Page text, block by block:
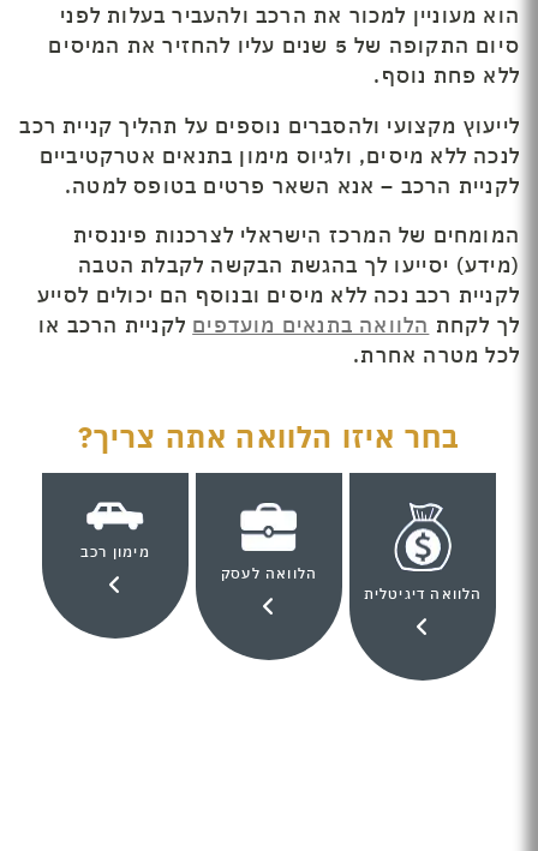
הוא מעוניין למכור את הרכב ולהעביר בעלות לפני
סיום התקופה של 5 שנים עליו להחזיר את המיסים
ללא פחת נוסף.
לייעוץ מקצועי ולהסברים נוספים על תהליך קניית רכב
לנכה ללא מיסים, ולגיוס מימון בתנאים אטרקטיביים
לקניית הרכב – אנא השאר פרטים בטופס למטה.
המומחים של המרכז הישראלי לצרכנות פיננסית
(מידע) יסייעו לך בהגשת הבקשה לקבלת הטבה
לקניית רכב נכה ללא מיסים ובנוסף הם יכולים לסייע
לך לקחת הלוואה בתנאים מועדפים לקניית הרכב או
לכל מטרה אחרת.
בחר איזו הלוואה אתה צריך?
הלוואה דיגיטלית
הלוואה לעסק
מימון רכב